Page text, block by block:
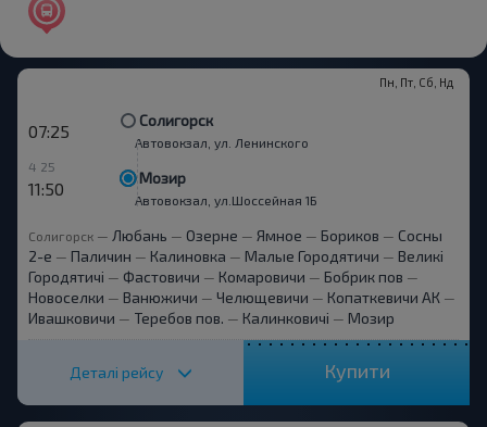
Пн, Пт, Сб, Нд
07:25
Солигорск
Автовокзал, ул. Ленинского
4 25
11:50
Мозир
Автовокзал, ул.Шоссейная 1Б
Солигорск — Любань — Озерне — Ямное — Бориков — Сосны
2-е — Паличин — Калиновка — Малые Городятичи — Великі
Городятичі — Фастовичи — Комаровичи — Бобрик пов —
Новоселки — Ванюжичи — Челющевичи — Копаткевичи АК —
Ивашковичи — Теребов пов. — Калинковичі — Мозир
Деталі рейсу Купити